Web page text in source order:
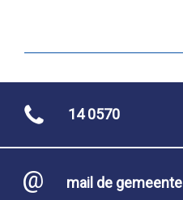
14 0570
mail de gemeente